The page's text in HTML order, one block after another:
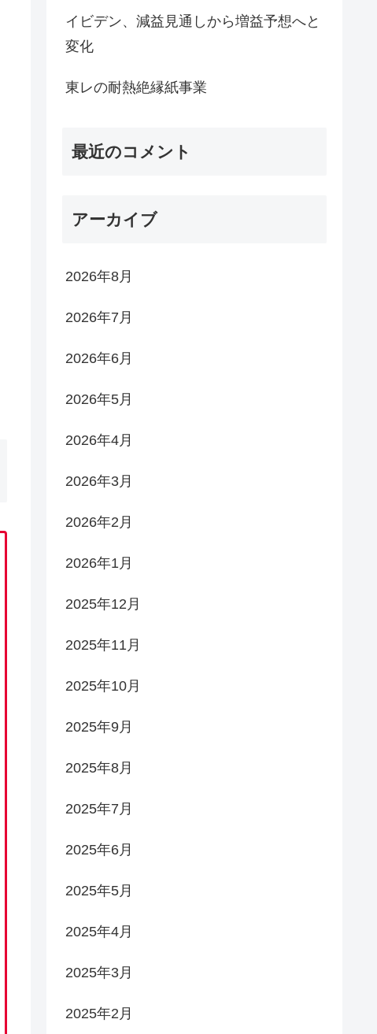
イビデン、減益見通しから増益予想へと
変化
東レの耐熱絶縁紙事業
最近のコメント
アーカイブ
2026年8月
2026年7月
2026年6月
2026年5月
2026年4月
2026年3月
2026年2月
2026年1月
2025年12月
2025年11月
2025年10月
2025年9月
2025年8月
2025年7月
2025年6月
2025年5月
2025年4月
2025年3月
2025年2月